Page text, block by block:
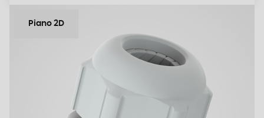
Piano 2D